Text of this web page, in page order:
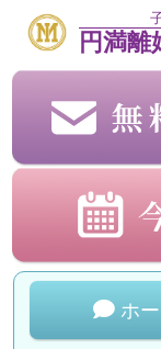
円満
ホ